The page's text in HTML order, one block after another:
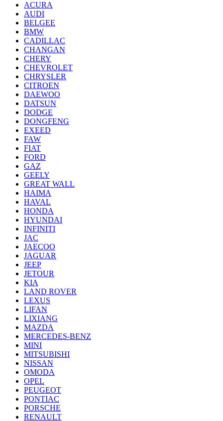
ACURA
AUDI
BELGEE
BMW
CADILLAC
CHANGAN
CHERY
CHEVROLET
CHRYSLER
CITROEN
DAEWOO
DATSUN
DODGE
DONGFENG
EXEED
FAW
FIAT
FORD
GAZ
GEELY
GREAT WALL
HAIMA
HAVAL
HONDA
HYUNDAI
INFINITI
JAC
JAECOO
JAGUAR
JEEP
JETOUR
KIA
LAND ROVER
LEXUS
LIFAN
LIXIANG
MAZDA
MERCEDES-BENZ
MINI
MITSUBISHI
NISSAN
OMODA
OPEL
PEUGEOT
PONTIAC
PORSCHE
RENAULT